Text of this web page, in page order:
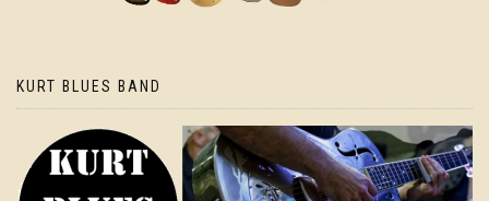
KURT BLUES BAND